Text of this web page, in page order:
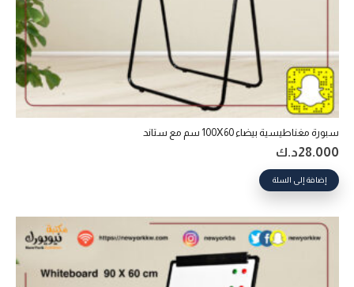
سبورة مغناطيسية بيضاء 100X60 سم مع ستاند
28.000د.ك
إضافة إلى السلة